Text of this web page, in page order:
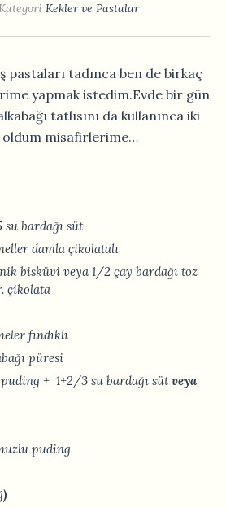
Kategori Kekler ve Pastalar
pastaları tadınca ben de birkaç
yapmak istedim.Evde bir gün
tatlısını da kullanınca iki
oldum misafirlerime…
bardağı süt
damla çikolatalı
bisküvi veya 1/2 çay bardağı toz
çikolata
fındıklı
püresi
+ 1+2/3 su bardağı sütveya
puding
)